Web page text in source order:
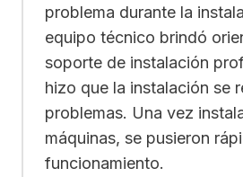
problema durante la
equipo técnico brindó
soporte de instalación
hizo que la instalación se
problemas. Una vez
máquinas, se pusieron
funcionamiento.